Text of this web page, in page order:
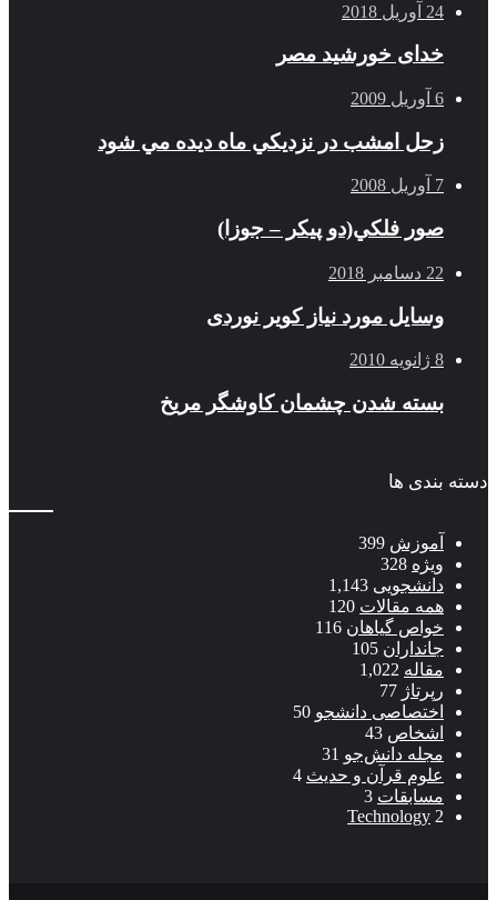
24 آوریل 2018
خدای خورشید مصر
6 آوریل 2009
زحل امشب در نزديكي ماه ديده مي شود
7 آوریل 2008
صور فلكي(دو پیکر – جوزا)
22 دسامبر 2018
وسایل مورد نیاز کویر نوردی
8 ژانویه 2010
بسته شدن چشمان کاوشگر مريخ
دسته بندی ها
آموزش 399
ویژه 328
دانشجویی 1,143
همه مقالات 120
خواص گیاهان 116
جانداران 105
مقاله 1,022
رپرتاژ 77
اختصاصی دانشجو 50
اشخاص 43
مجله دانش‌جو 31
علوم قرآن و حدیث 4
مسابقات 3
Technology 2